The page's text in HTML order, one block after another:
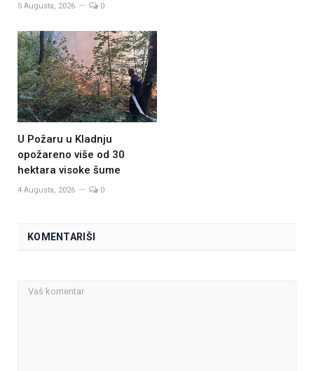
5 Augusta, 2026 0
U Požaru u Kladnju
opožareno više od 30
hektara visoke šume
4 Augusta, 2026 0
KOMENTARIŠI